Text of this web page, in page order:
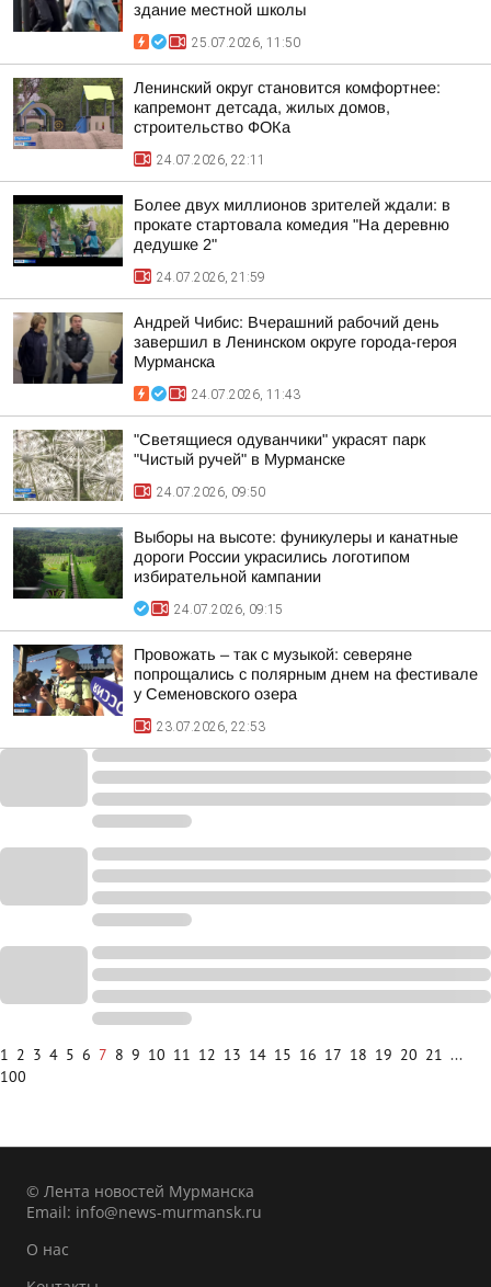
здание местной школы
25.07.2026, 11:50
Ленинский округ становится комфортнее:
капремонт детсада, жилых домов,
строительство ФОКа
24.07.2026, 22:11
Более двух миллионов зрителей ждали: в
прокате стартовала комедия "На деревню
дедушке 2"
24.07.2026, 21:59
Андрей Чибис: Вчерашний рабочий день
завершил в Ленинском округе города-героя
Мурманска
24.07.2026, 11:43
"Светящиеся одуванчики" украсят парк
"Чистый ручей" в Мурманске
24.07.2026, 09:50
Выборы на высоте: фуникулеры и канатные
дороги России украсились логотипом
избирательной кампании
24.07.2026, 09:15
Провожать – так с музыкой: северяне
попрощались с полярным днем на фестивале
у Семеновского озера
23.07.2026, 22:53
1 2 3 4 5 6 7 8 9 10 11 12 13 14 15 16 17 18 19 20 21 ...
100
© Лента новостей Мурманска
Email: info@news-murmansk.ru
О нас